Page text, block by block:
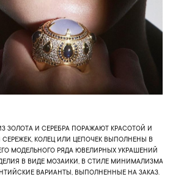
ЗОЛОТА И СЕРЕБРА ПОРАЖАЮТ КРАСОТОЙ И
КОЛЕЦ ИЛИ ЦЕПОЧЕК ВЫПОЛНЕНЫ В
МОДЕЛЬНОГО РЯДА ЮВЕЛИРНЫХ УКРАШЕНИЙ
В ВИДЕ МОЗАИКИ, В СТИЛЕ МИНИМАЛИЗМА
ВАРИАНТЫ, ВЫПОЛНЕННЫЕ НА ЗАКАЗ.